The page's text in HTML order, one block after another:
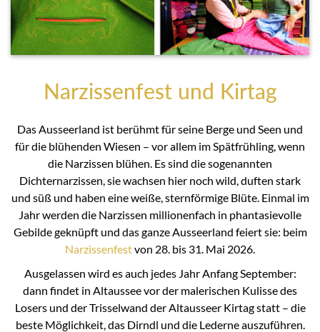
Narzissenfest und Kirtag
Das Ausseerland ist berühmt für seine Berge und Seen und
für die blühenden Wiesen – vor allem im Spätfrühling, wenn
die Narzissen blühen. Es sind die sogenannten
Dichternarzissen, sie wachsen hier noch wild, duften stark
und süß und haben eine weiße, sternförmige Blüte. Einmal im
Jahr werden die Narzissen millionenfach in phantasievolle
Gebilde geknüpft und das ganze Ausseerland feiert sie: beim
Narzissenfestvon 28. bis 31. Mai 2026.
Ausgelassen wird es auch jedes Jahr Anfang September:
dann findet in Altaussee vor der malerischen Kulisse des
Losers und der Trisselwand der Altausseer Kirtag statt – die
beste Möglichkeit, das Dirndl und die Lederne auszuführen.